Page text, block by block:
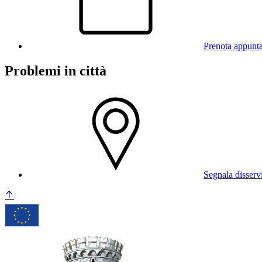
Prenota
Problemi in città
Segnala